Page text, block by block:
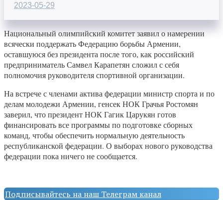
2023-05-29
Национальный олимпийский комитет заявил о намерении
всячески поддержать Федерацию борьбы Армении,
оставшуюся без президента после того, как российский
предприниматель Самвел Карапетян сложил с себя
полномочия руководителя спортивной организации.
На встрече с членами актива федерации министр спорта и по
делам молодежи Армении, генсек НОК Грачья Ростомян
заверил, что президент НОК Гагик Царукян готов
финансировать все программы по подготовке сборных
команд, чтобы обеспечить нормальную деятельность
республиканской федерации. О выборах нового руководства
федерации пока ничего не сообщается.
Подписывайтесь на наш Телеграм канал